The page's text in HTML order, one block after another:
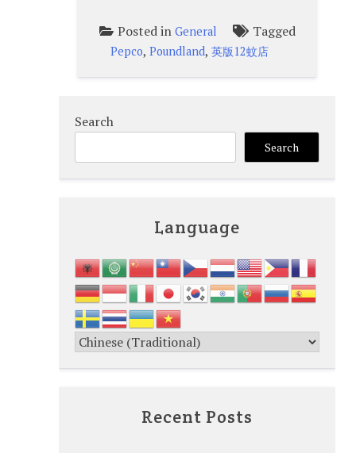
Posted in General Tagged
Pepco, Poundland, 英版12蚊店
Search
Search
Language
Recent Posts